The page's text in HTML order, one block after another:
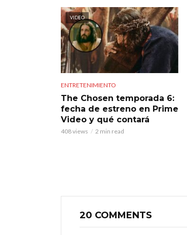
VIDEO
ENTRETENIMIENTO
The Chosen temporada 6:
fecha de estreno en Prime
Video y qué contará
408 views 2 min read
20 COMMENTS